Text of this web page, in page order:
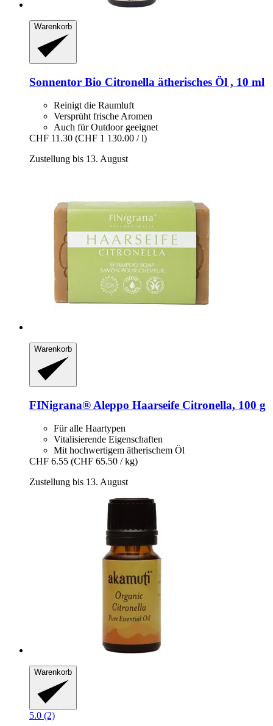
Warenkorb
Sonnentor Bio Citronella ätherisches Öl , 10 ml
Reinigt die Raumluft
Versprüht frische Aromen
Auch für Outdoor geeignet
CHF 11.30 (CHF 1 130.00 / l)
Zustellung bis 13. August
Warenkorb
FINigrana® Aleppo Haarseife Citronella, 100 g
Für alle Haartypen
Vitalisierende Eigenschaften
Mit hochwertigem ätherischem Öl
CHF 6.55 (CHF 65.50 / kg)
Zustellung bis 13. August
Warenkorb
5.0 (2)